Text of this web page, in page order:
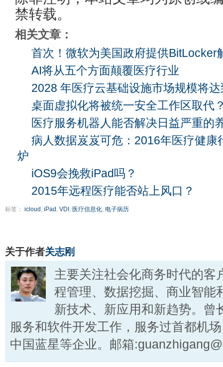
禁转载。
相关文章：
首次！微软为美国政府提供BitLocker
AI将从五个方面颠覆医疗行业
2028 年医疗云基础设施市场规模将
桌面虚拟化将被统一安全工作区取代
医疗服务机器人能否解决日益严重的
病人数据岌岌可危：2016年医疗健康
炉
iOS9会挽救iPad吗？
2015年远程医疗能否站上风口？
标签： icloud , iPad , VDI , 医疗信息化, 电子病历
关于作者关志刚
主要关注社会化商务时代的客
程管理、数据挖掘、商业智能
新技术、新应用和新趋势。曾
服务和软件开发工作，服务过首都机
中国蓝星等企业。邮箱